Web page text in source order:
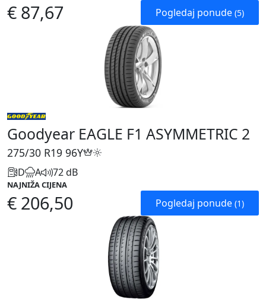
€ 87,67 Pogledaj ponude (5)
Goodyear EAGLE F1 ASYMMETRIC 2
275/30 R19 96Y
D A 72 dB
NAJNIŽA CIJENA
€ 206,50 Pogledaj ponude (1)